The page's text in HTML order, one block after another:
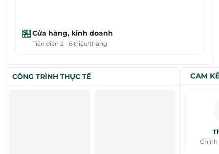
🏪Cửa hàng, kinh doanh
Tiền điện 2 - 6 triệu/tháng
CÔNG TRÌNH THỰC TẾ CAM
Chính